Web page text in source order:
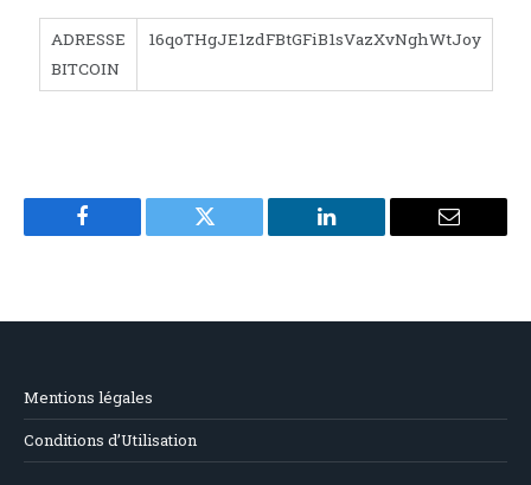
ADRESSE
BITCOIN
16qoTHgJE1zdFBtGFiB1sVazXvNghWtJoy
Facebook Twitter LinkedIn Email
Mentions légales
Conditions d’Utilisation